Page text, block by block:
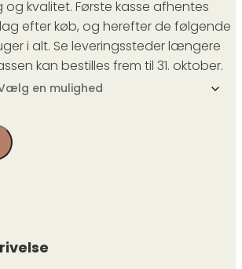
kasse afhentes
efter køb, og herefter de følgende
i alt. Se leveringssteder længere
kan bestilles frem til 31. oktober.